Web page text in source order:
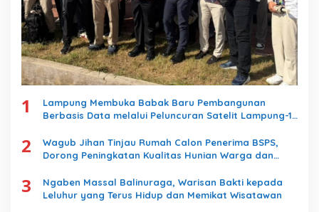
1
Lampung Membuka Babak Baru Pembangunan
Berbasis Data melalui Peluncuran Satelit Lampung-1
2
Wagub Jihan Tinjau Rumah Calon Penerima BSPS,
Dorong Peningkatan Kualitas Hunian Warga dan
3
Ngaben Massal Balinuraga, Warisan Bakti kepada
Leluhur yang Terus Hidup dan Memikat Wisatawan